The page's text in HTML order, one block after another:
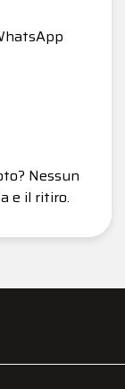
Nessun
e il ritiro.